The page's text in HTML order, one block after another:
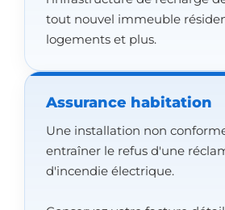
tout nouvel immeuble
logements et plus.
Assurance habitation
Une installation non
entraîner le refus d'une
d'incendie électrique.